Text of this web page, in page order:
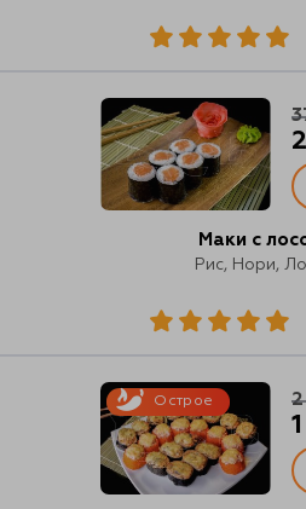
Блог
О нас
Войти
Маки с
Рис, Нори,
Острое